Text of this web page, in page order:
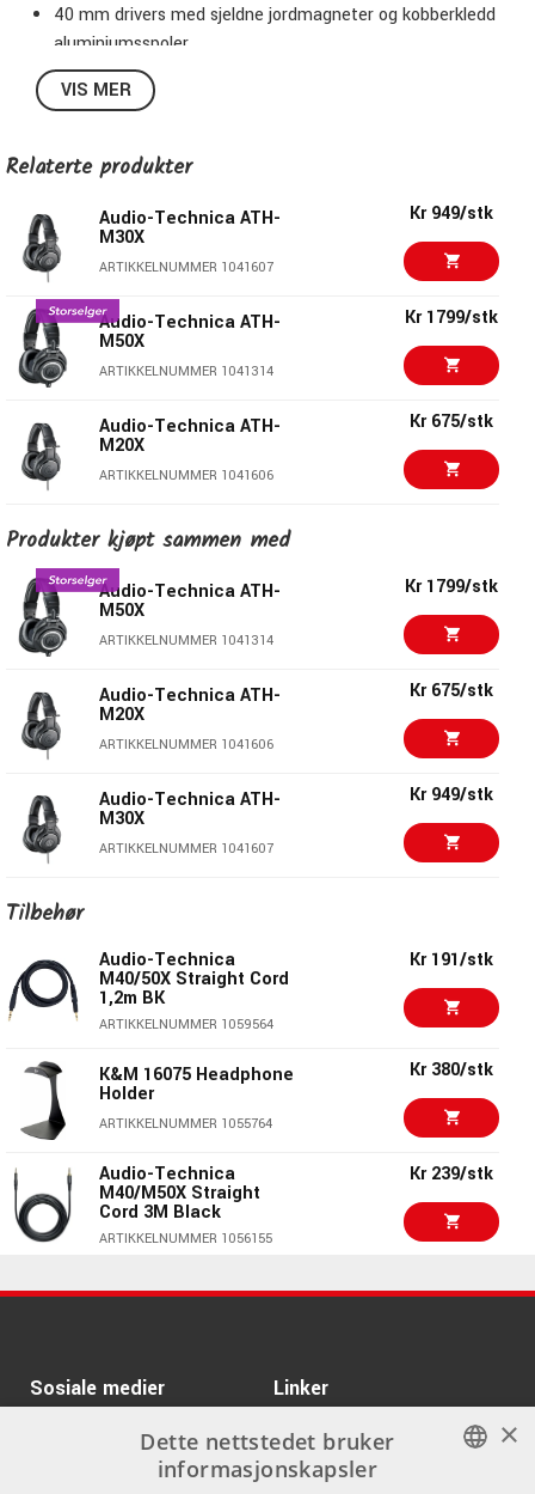
40 mm drivers med sjeldne jordmagneter og kobberkledd
aluminiumsspoler
90 graders vriende øreputer
Impedans: 35 Ohm
Avtagbar kabel
1,2 m spiral kabel
3 m rett kabel
Vekt (inklusive kabel): 300 g
Vekt (uten kabel): 241 g
Farge: Svart
Inkluderer 6,3 mm jack-adapter og oppbevaringspose
VIS MER
Relaterte produkter
Audio-Technica ATH-
M30X
ARTIKKELNUMMER 1041607
Kr 949/stk
Audio-Technica ATH-
M50X
ARTIKKELNUMMER 1041314
Kr 1799/stk
Audio-Technica ATH-
M20X
ARTIKKELNUMMER 1041606
Kr 675/stk
Audio-Technica ATH-
M50X White
ARTIKKELNUMMER 1041605
Warm Audio WA-HRO
HeadRoom Orange
ARTIKKELNUMMER 1088026
Kr 1170/stk
Warm Audio WA-HRB
HeadRoom Black
ARTIKKELNUMMER 1088024
Kr 1199/stk
Austrian Audio Hi-X25
Bluetooth
Kr 1620/stk
Pioneer HDJ-CUE1 DJ
Headphones
ARTIKKELNUMMER 1073598
Produkter kjøpt sammen med
Audio-Technica ATH-
M50X
ARTIKKELNUMMER 1041314
Kr 1799/stk
Audio-Technica ATH-
M20X
ARTIKKELNUMMER 1041606
Kr 675/stk
Audio-Technica ATH-
M30X
ARTIKKELNUMMER 1041607
Kr 949/stk
ARTIKKELNUMMER 1041605
Audeze LCD-S20 Kr 6599/stk
M70X
Kr 3385/stk
Austrian Audio Hi-X15 Kr 1190/stk
Tilbehør
Audio-Technica
M40/50X Straight Cord
1,2m BK
ARTIKKELNUMMER 1059564
Kr 191/stk
K&M 16075 Headphone
Holder
ARTIKKELNUMMER 1055764
Kr 380/stk
Audio-Technica
M40/M50X Straight
Cord 3M Black
ARTIKKELNUMMER 1056155
Kr 239/stk
Audio-Technica
Audio-Technica
M40X/M50X Curl Cord
ARTIKKELNUMMER 1059466
Sosiale medier Linker
Om Oss
Kontakt oss
×
Dette nettstedet bruker
informasjonskapsler